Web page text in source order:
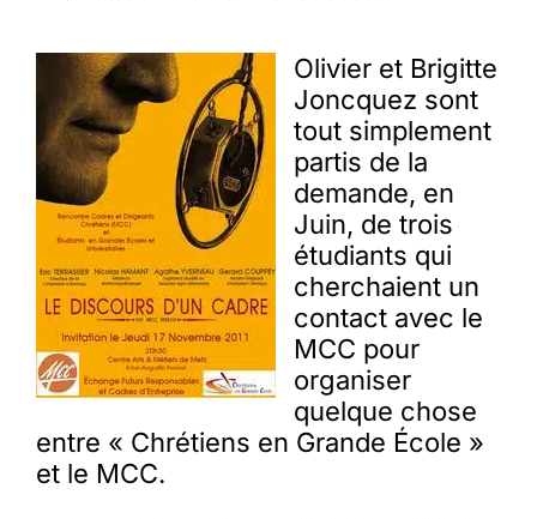
Olivier et Brigitte
Joncquez sont
tout simplement
partis de la
demande, en
Juin, de trois
étudiants qui
cherchaient un
contact avec le
MCC pour
organiser
quelque chose
entre « Chrétiens en Grande École »
et le MCC.